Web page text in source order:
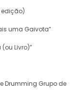
edição)
uma Gaivota”
Livro)”
Drumming Grupo de